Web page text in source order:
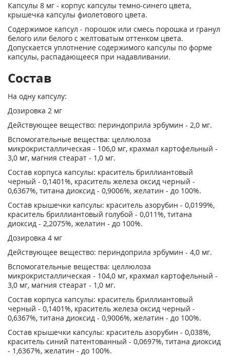
Капсулы 8 мг - корпус капсулы темно-синего цвета,
крышечка капсулы фиолетового цвета.
Содержимое капсул - порошок или смесь порошка и гранул
белого или белого с желтоватым оттенком цвета.
Допускается уплотнение содержимого капсулы по форме
капсулы, распадающееся при надавливании.
Состав
На одну капсулу:
Дозировка 2 мг
Действующее вещество: периндоприла эрбумин - 2,0 мг.
Вспомогательные вещества: целлюлоза
микрокристаллическая - 106,0 мг, крахмал картофельный -
3,0 мг, магния стеарат - 1,0 мг.
Состав корпуса капсулы: краситель бриллиантовый
черный - 0,1401%, краситель железа оксид черный -
0,6367%, титана диоксид - 0,9006%, желатин - до 100%.
Состав крышечки капсулы: краситель азорубин - 0,0199%,
краситель бриллиантовый голубой - 0,011%, титана
диоксид - 2,2075%, желатин - до 100%.
Дозировка 4 мг
Действующее вещество: периндоприла эрбумин - 4,0 мг.
Вспомогательные вещества: целлюлоза
микрокристаллическая - 104,0 мг, крахмал картофельный -
3,0 мг, магния стеарат - 1,0 мг.
Состав корпуса капсулы: краситель бриллиантовый
черный - 0,1401%, краситель железа оксид черный -
0,6367%, титана диоксид - 0,9006%, желатин - до 100%.
Состав крышечки капсулы: краситель азорубин - 0,038%,
краситель синий патентованный - 0,0697%, титана диоксид
- 1,6367%, желатин - до 100%.